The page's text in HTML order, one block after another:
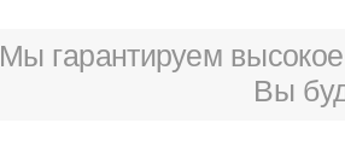
Мы гарантируем высокое
Вы